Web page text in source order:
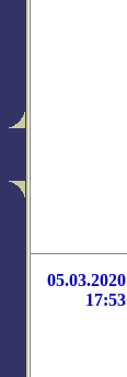
05.03.2020
17:53